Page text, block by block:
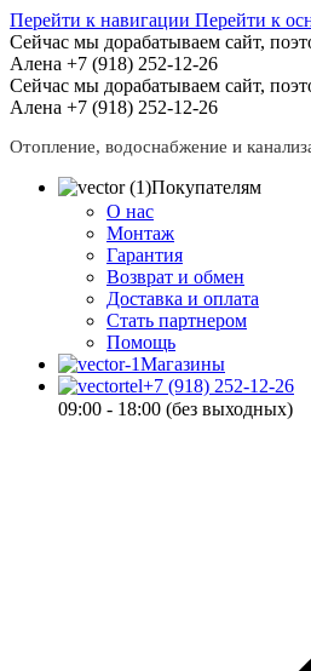
Перейти к навигации Перейти к
Сейчас мы дорабатываем сайт,
Алена +7 (918) 252-12-26
Сейчас мы дорабатываем сайт,
Алена +7 (918) 252-12-26
Отопление, водоснабжение и
Покупателям
О нас
Монтаж
Гарантия
Возврат и обмен
Доставка и оплата
Стать партнером
Помощь
Магазины
+7 (918) 252-12-26
09:00 - 18:00 (без выходных)